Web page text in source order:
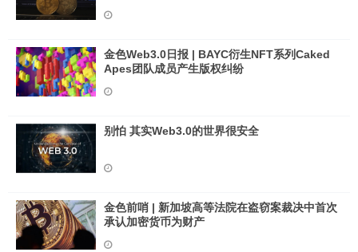
金色Web3.0日报 | BAYC衍生NFT系列Caked
Apes团队成员产生版权纠纷
别怕 其实Web3.0的世界很安全
金色前哨 | 新加坡高等法院在盗窃案裁决中首次
承认加密货币为财产